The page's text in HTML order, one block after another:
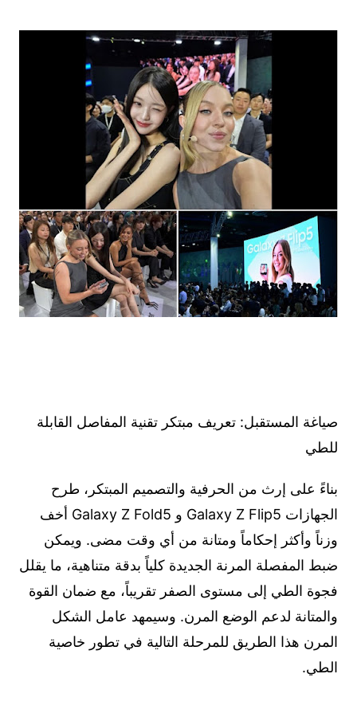
صياغة المستقبل: تعريف مبتكر تقنية المفاصل القابلة
للطي
بناءً على إرث من الحرفية والتصميم المبتكر، طرح
الجهازات Galaxy Z Flip5 و Galaxy Z Fold5 أخف
وزناً وأكثر إحكاماً ومتانة من أي وقت مضى. ويمكن
ضبط المفصلة المرنة الجديدة كلياً بدقة متناهية، ما يقلل
فجوة الطي إلى مستوى الصفر تقريباً، مع ضمان القوة
والمتانة لدعم الوضع المرن. وسيمهد عامل الشكل
المرن هذا الطريق للمرحلة التالية في تطور خاصية
الطي.